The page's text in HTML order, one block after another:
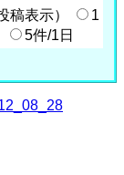
稿表示）
1
5件/1日